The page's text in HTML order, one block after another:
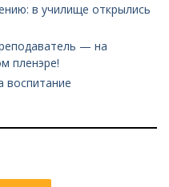
в училище открылись
— на
пленэре!
воспитание